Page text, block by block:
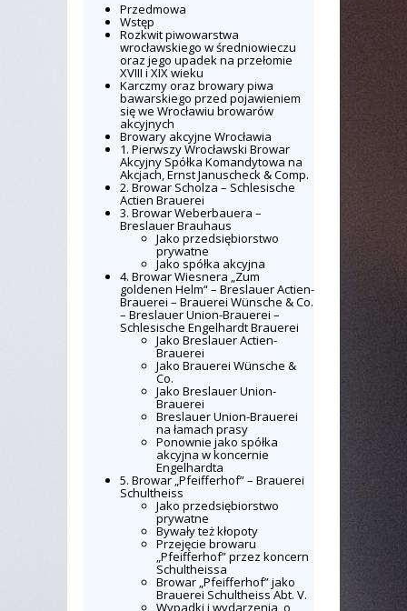
Przedmowa
Wstęp
Rozkwit piwowarstwa
wrocławskiego w średniowieczu
oraz jego upadek na przełomie
XVIII i XIX wieku
Karczmy oraz browary piwa
bawarskiego przed pojawieniem
się we Wrocławiu browarów
akcyjnych
Browary akcyjne Wrocławia
1. Pierwszy Wrocławski Browar
Akcyjny Spółka Komandytowa na
Akcjach, Ernst Januscheck & Comp.
2. Browar Scholza – Schlesische
Actien Brauerei
3. Browar Weberbauera –
Breslauer Brauhaus
Jako przedsiębiorstwo
prywatne
Jako spółka akcyjna
4. Browar Wiesnera „Zum
goldenen Helm“ – Breslauer Actien-
Brauerei – Brauerei Wünsche & Co.
– Breslauer Union-Brauerei –
Schlesische Engelhardt Brauerei
Jako Breslauer Actien-
Brauerei
Jako Brauerei Wünsche &
Co.
Jako Breslauer Union-
Brauerei
Breslauer Union-Brauerei
na łamach prasy
Ponownie jako spółka
akcyjna w koncernie
Engelhardta
5. Browar „Pfeifferhof” – Brauerei
Schultheiss
Jako przedsiębiorstwo
prywatne
Bywały też kłopoty
Przejęcie browaru
„Pfeifferhof” przez koncern
Schultheissa
Browar „Pfeifferhof” jako
Brauerei Schultheiss Abt. V.
Wypadki i wydarzenia, o